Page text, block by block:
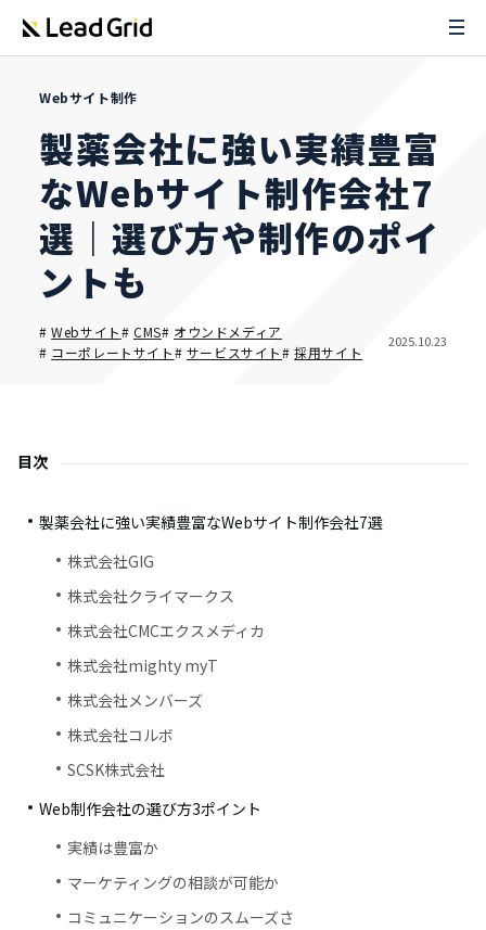
Webサイト制作
製薬会社に強い実績豊富
なWebサイト制作会社7
選｜選び方や制作のポイ
ントも
#Webサイト#CMS# オウンドメディア
# コーポレートサイト# サービスサイト#採用サイト
2025.10.23
目次
製薬会社に強い実績豊富なWebサイト制作会社7選
株式会社GIG
株式会社クライマークス
株式会社CMCエクスメディカ
株式会社mighty myT
株式会社メンバーズ
株式会社コルボ
SCSK株式会社
Web制作会社の選び方3ポイント
実績は豊富か
マーケティングの相談が可能か
コミュニケーションのスムーズさ